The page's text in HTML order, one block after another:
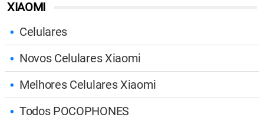
XIAOMI
Celulares
Novos Celulares Xiaomi
Melhores Celulares Xiaomi
Todos POCOPHONES